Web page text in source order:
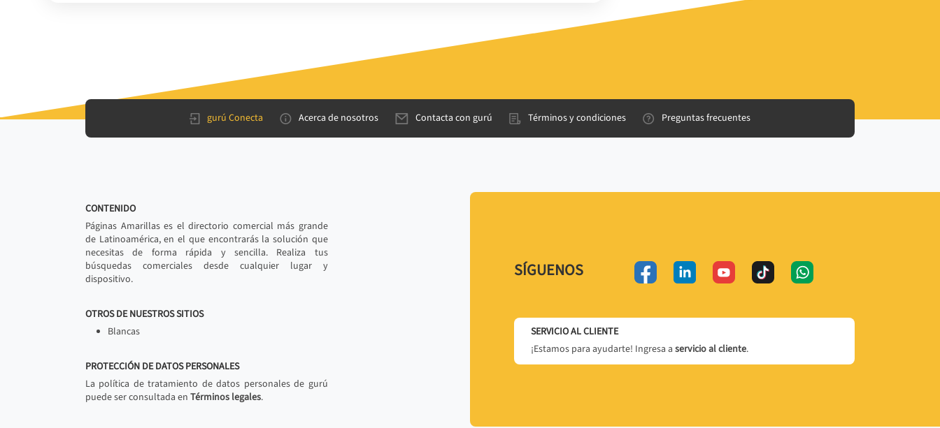
gurú Conecta Acerca de nosotros Contacta con gurú Términos y condiciones Preguntas frecuentes
CONTENIDO
Páginas Amarillas es el directorio comercial más grande
de Latinoamérica, en el que encontrarás la solución que
necesitas de forma rápida y sencilla. Realiza tus
búsquedas comerciales desde cualquier lugar y
dispositivo.
OTROS DE NUESTROS SITIOS
Blancas
PROTECCIÓN DE DATOS PERSONALES
La política de tratamiento de datos personales de gurú
puede ser consultada en Términos legales.
SÍGUENOS
SERVICIO AL CLIENTE
¡Estamos para ayudarte! Ingresa a servicio al cliente.